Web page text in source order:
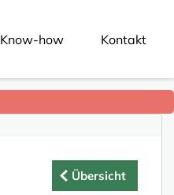
Know-how Kontakt
Übersicht